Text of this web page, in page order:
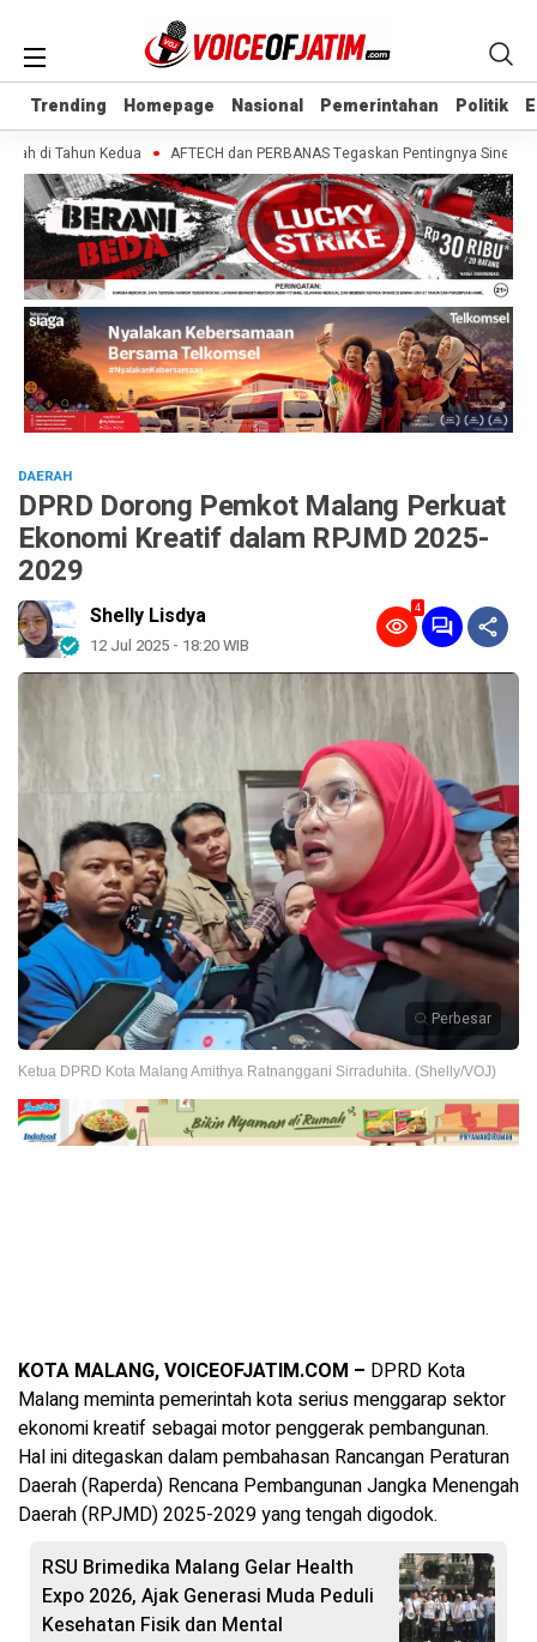
Trending Homepage Nasional Pemerintahan Politik
Trending Homepage Nasional Pemerintahan Politik
di Tahun Kedua AFTECH dan PERBANAS Tegaskan Pentingnya Sinergi
DAERAH
DPRD Dorong Pemkot Malang Perkuat
Ekonomi Kreatif dalam RPJMD 2025-
2029
Shelly Lisdya
12 Jul 2025 - 18:20 WIB
4
Perbesar
Ketua DPRD Kota Malang Amithya Ratnanggani Sirraduhita. (Shelly/VOJ)
KOTA MALANG, VOICEOFJATIM.COM – DPRD Kota
Malang meminta pemerintah kota serius menggarap sektor
ekonomi kreatif sebagai motor penggerak pembangunan.
Hal ini ditegaskan dalam pembahasan Rancangan Peraturan
Daerah (Raperda) Rencana Pembangunan Jangka Menengah
Daerah (RPJMD) 2025-2029 yang tengah digodok.
RSU Brimedika Malang Gelar Health
Expo 2026, Ajak Generasi Muda Peduli
Kesehatan Fisik dan Mental